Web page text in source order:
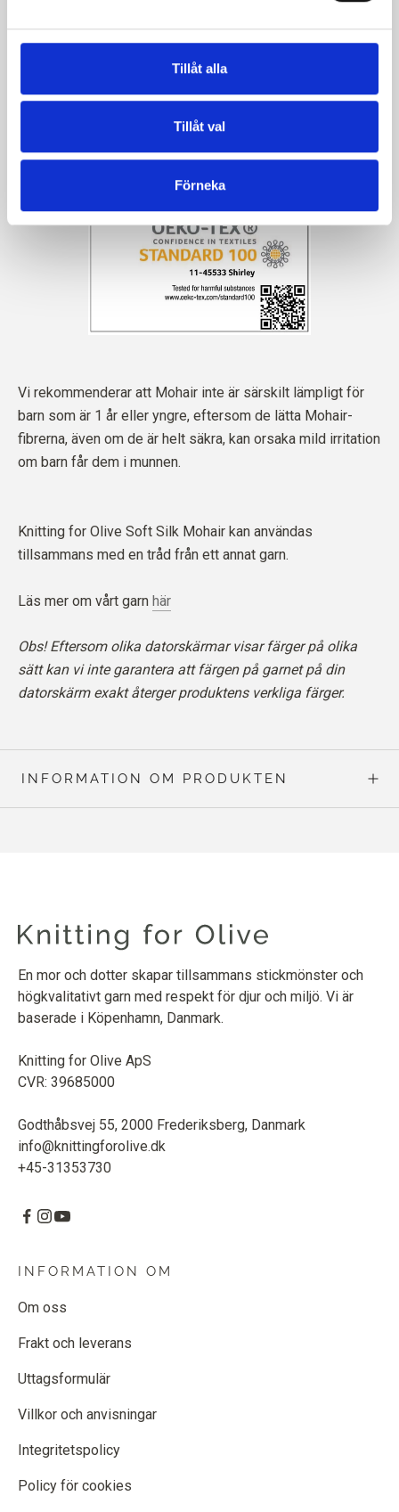
Tillåt alla
Tillåt val
Förneka
Vi rekommenderar att Mohair inte är särskilt lämpligt för
barn som är 1 år eller yngre, eftersom de lätta Mohair-
fibrerna, även om de är helt säkra, kan orsaka mild irritation
om barn får dem i munnen.
Knitting for Olive Soft Silk Mohair kan användas
tillsammans med en tråd från ett annat garn.
Läs mer om vårt garn här
Obs! Eftersom olika datorskärmar visar färger på olika
sätt kan vi inte garantera att färgen på garnet på din
datorskärm exakt återger produktens verkliga färger.
INFORMATION OM PRODUKTEN
En mor och dotter skapar tillsammans stickmönster och
högkvalitativt garn med respekt för djur och miljö. Vi är
baserade i Köpenhamn, Danmark.
Knitting for Olive ApS
CVR: 39685000
Godthåbsvej 55, 2000 Frederiksberg, Danmark
info@knittingforolive.dk
+45-31353730
INFORMATION OM
Om oss
Frakt och leverans
Uttagsformulär
Villkor och anvisningar
Integritetspolicy
Policy för cookies